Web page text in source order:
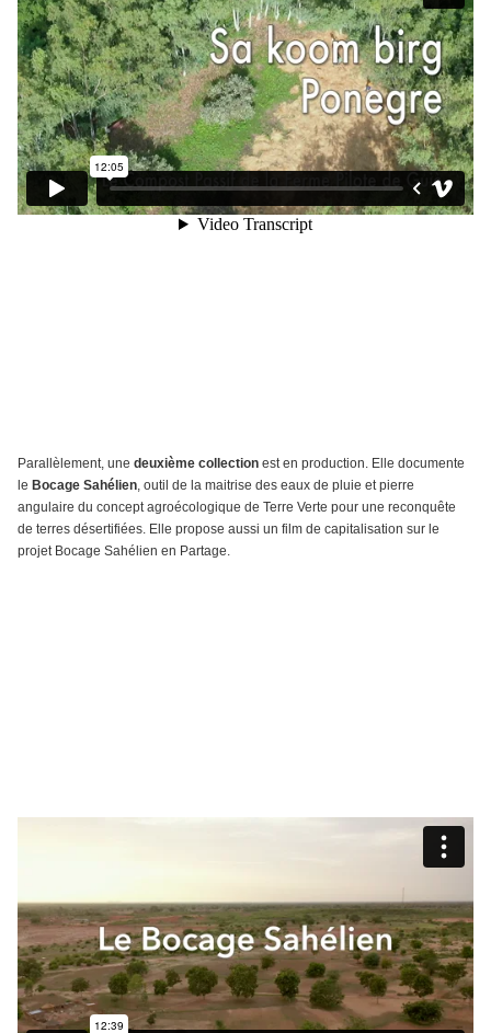
Parallèlement, une deuxième collection est en production. Elle documente
le Bocage Sahélien, outil de la maitrise des eaux de pluie et pierre
angulaire du concept agroécologique de Terre Verte pour une reconquête
de terres désertifiées. Elle propose aussi un film de capitalisation sur le
projet Bocage Sahélien en Partage.